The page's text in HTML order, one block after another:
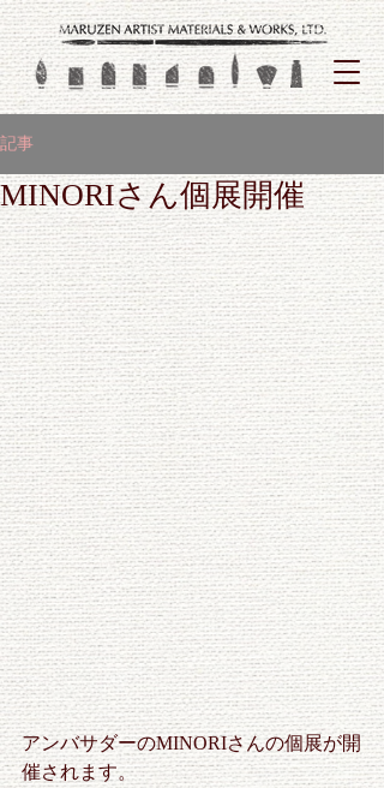
記事
MINORIさん個展開催
アンバサダーのMINORIさんの個展が開
催されます。